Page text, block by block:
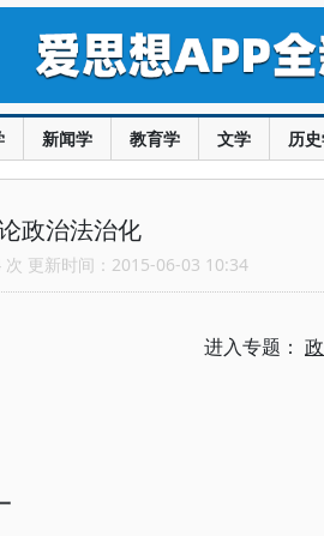
新闻学 教育学 文学 历
政治法治化
更新时间：2015-06-03 10:34
进入专题：